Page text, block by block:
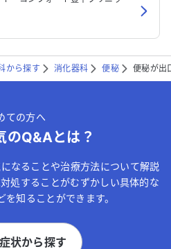
から探す 消化器科 便秘 便秘が出
ての方へ
のQ&Aとは？
なることや治療方法について解説
処することがむずかしい具体的な
知ることができます。
状から探す